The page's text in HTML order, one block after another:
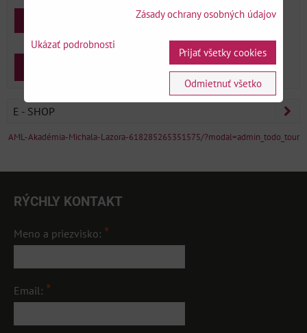
Zaregistrovať sa
E - SHOP
AML-Akadémia-Michala-Lazora-618285265351575/?modal=admin_todo_tour
RÝCHLY KONTAKT
Meno a priezvisko: *
Email: *
Zásady ochrany osobných údajov
Ukázať podrobnosti
Prijať všetky cookies
Odmietnuť všetko